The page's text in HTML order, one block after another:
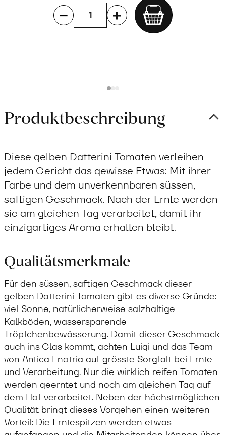
Add
Produktbeschreibung
Diese gelben Datterini Tomaten verleihen
jedem Gericht das gewisse Etwas: Mit ihrer
Farbe und dem unverkennbaren süssen,
saftigen Geschmack. Nach der Ernte werden
sie am gleichen Tag verarbeitet, damit ihr
einzigartiges Aroma erhalten bleibt.
Qualitätsmerkmale
Für den süssen, saftigen Geschmack dieser
gelben Datterini Tomaten gibt es diverse Gründe:
viel Sonne, natürlicherweise salzhaltige
Kalkböden, wassersparende
Tröpfchenbewässerung. Damit dieser Geschmack
auch ins Glas kommt, achten Luigi und das Team
von Antica Enotria auf grösste Sorgfalt bei Ernte
und Verarbeitung. Nur die wirklich reifen Tomaten
werden geerntet und noch am gleichen Tag auf
dem Hof verarbeitet. Neben der höchstmöglichen
Qualität bringt dieses Vorgehen einen weiteren
Vorteil: Die Erntespitzen werden etwas